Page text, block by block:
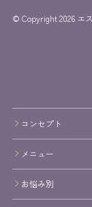
© Copyright 2026 エ
コンセプト
メニュー
お悩み別